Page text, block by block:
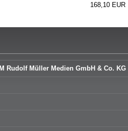
168,10 EUR
Rudolf Müller Medien GmbH & Co. KG